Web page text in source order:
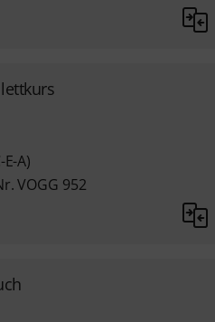
A)
VOGG 952